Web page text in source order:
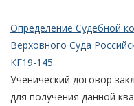
Определение Судебной
Верховного Суда
КГ19-145
Ученический договор
для получения данной